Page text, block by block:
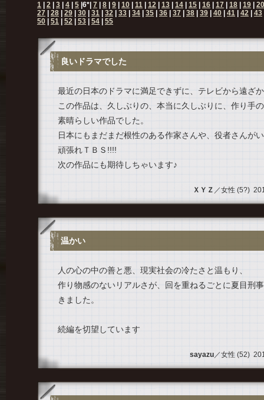
1 2 3 4 5 6*| 7 8 9 10 11 12 13 14 15 16 17 18 19
20
27
28 29 30 31 32 33 34 35 36 37 38 39 40 41 42 43
50
51 52 53 54 55
良いドラマでした
最近の日本のドラマに満足できずに、テレビから遠ざ
この作品は、久しぶりの、本当に久しぶりに、作り手
素晴らしい作品でした。
日本にもまだまだ根性のある作家さんや、役者さんが
頑張れＴＢＳ!!!!
次の作品にも期待しちゃいます♪
ＸＹＺ ／女性 (5?)
温かい
人の心の中の善と悪、現実社会の冷たさと温もり、
作り物感のないリアルさが、回を重ねるごとに夏目刑
きました。
続編を切望しています
sayazu／女性 (52)